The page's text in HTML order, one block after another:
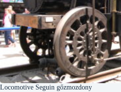
Locomotive Seguin gőzmozdony